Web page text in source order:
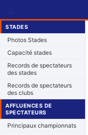
STADES
Photos Stades
Capacité stades
Records de spectateurs
des stades
Records de spectateurs
des clubs
AFFLUENCES DE
SPECTATEURS
Principaux championnats